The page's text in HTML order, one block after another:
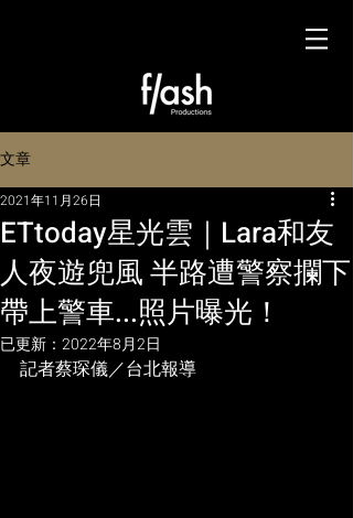
文章
ETtoday星光雲｜Lara和友
人夜遊兜風 半路遭警察攔下
帶上警車...照片曝光！
2021年11月26日
已更新： 2022年8月2日
記者蔡琛儀／台北報導